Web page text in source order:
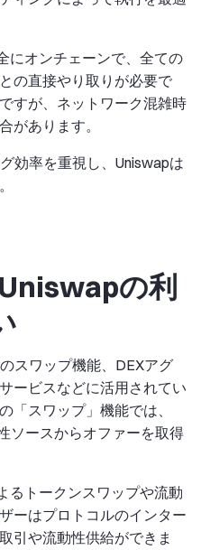
にオンチェーンで、全ての
の直接やり取りが必要で
すが、ネットワーク混雑時
があります。
効率を重視し、Uniswapは
の利
スワップ機能、DEXアグ
ービスなどに活用されてい
「スワップ」機能では、
ソースからオファーを取得
るトークンスワップや流動
ーはプロトコルのインター
引や流動性供給ができま